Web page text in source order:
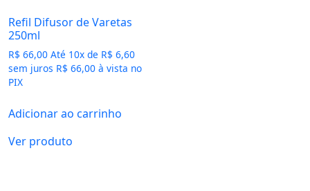
Refil Difusor de Varetas
250ml
R$ 66,00 Até 10x de R$ 6,60
sem juros R$ 66,00 à vista no
PIX
Adicionar ao carrinho
Ver produto